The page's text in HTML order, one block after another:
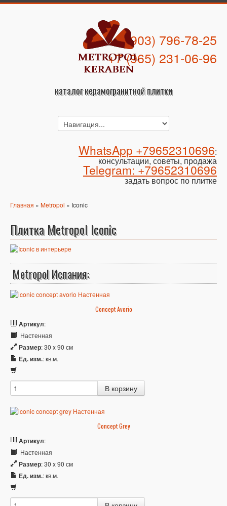
каталог керамогранитной плитки
+7 (903) 796-78-25
+7 (965) 231-06-96
WhatsApp +79652310696:
консультации, советы, продажа
Telegram: +79652310696
задать вопрос по плитке
Главная » Metropol » Iconic
Плитка Metropol Iconic
Metropol Испания:
Concept Avorio
Артикул:
Настенная
Размер: 30 x 90 см
Ед. изм.: кв.м.
Concept Grey
Артикул:
Настенная
Размер: 30 x 90 см
Ед. изм.: кв.м.